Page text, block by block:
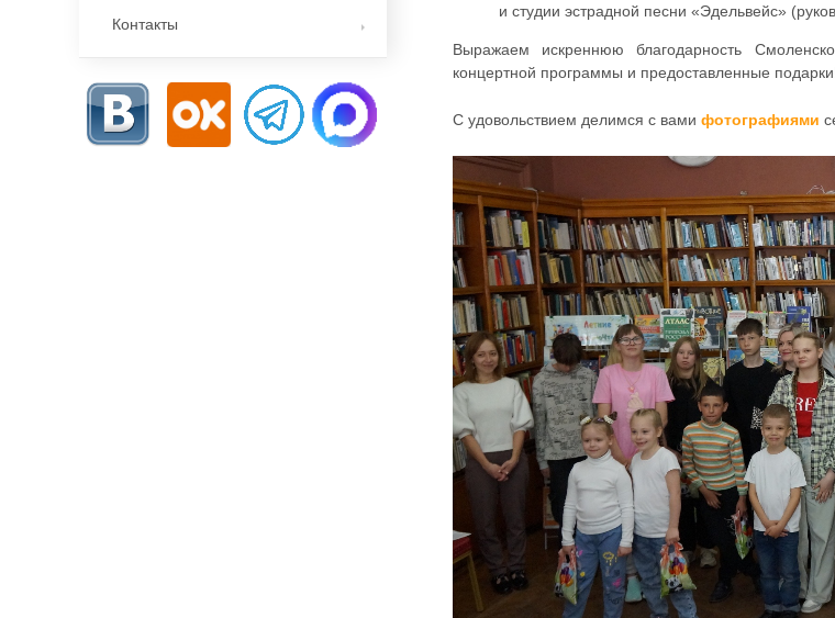
и студии эстрадной песни «Эдельвейс»
Выражаем искреннюю благодарность
концертной программы и предоставленные
С удовольствием делимся с вами фотографиями
Контакты